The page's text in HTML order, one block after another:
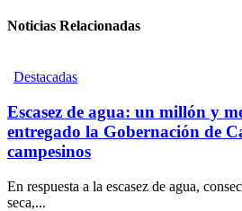
Noticias Relacionadas
Destacadas
Escasez de agua: un millón y
entregado la Gobernación de
campesinos
En respuesta a la escasez de agua,
seca,...